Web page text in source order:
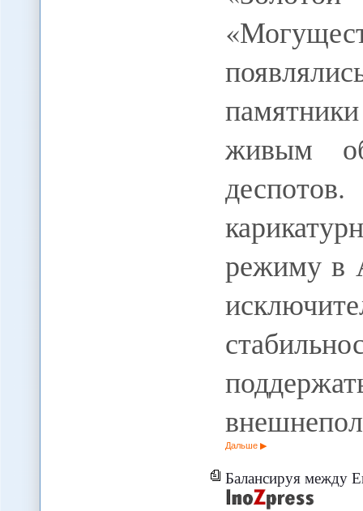
живым
режиму в
Дальше
Балансируя между